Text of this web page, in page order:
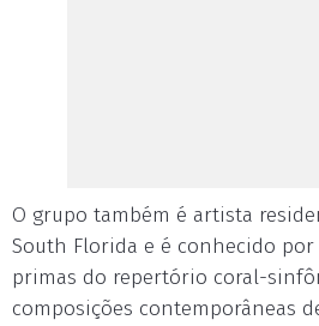
O grupo também é artista
South Florida e é conhecido
primas do repertório coral-
composições contemporâneas